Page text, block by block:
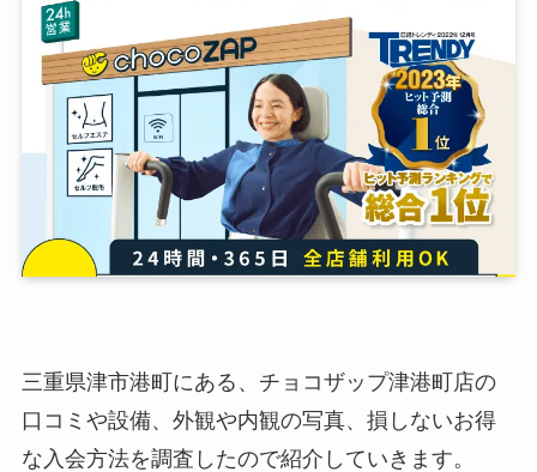
三重県津市港町にある、チョコザップ津港町店の
口コミや設備、外観や内観の写真、損しないお得
な入会方法を調査したので紹介していきます。